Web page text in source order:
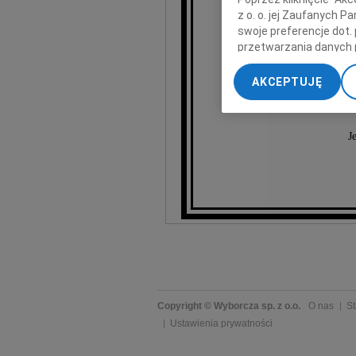
Copyright © Wyborcza sp. z o.o. O nas
Ustawienia prywatności
z o. o. jej Zaufanych
swoje preferencje dot.
przetwarzania danych
„Ustawienia
My, nasi Zaufani
dokładnych danych
Przechowywanie
treści, badnie
AKCEPTUJĘ